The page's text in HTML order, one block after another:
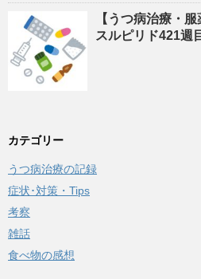
【うつ病治療・
スルピリド421週
カテゴリー
うつ病治療の記録
症状･対策・Tips
考察
雑話
食べ物の感想